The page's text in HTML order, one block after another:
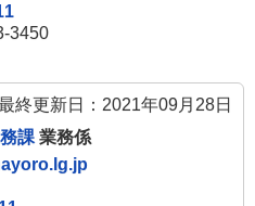
3450
終更新日：2021年09月28日
課 業務係